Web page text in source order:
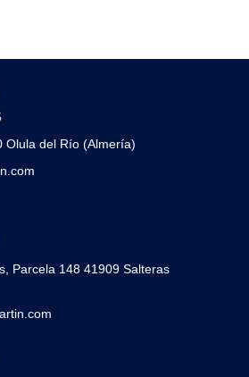
del Río (Almería)
Parcela 148 41909 Salteras